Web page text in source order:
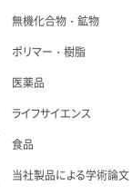
無機化合物・鉱物
ポリマー・樹脂
医薬品
ライフサイエンス
食品
当社製品による学術論文